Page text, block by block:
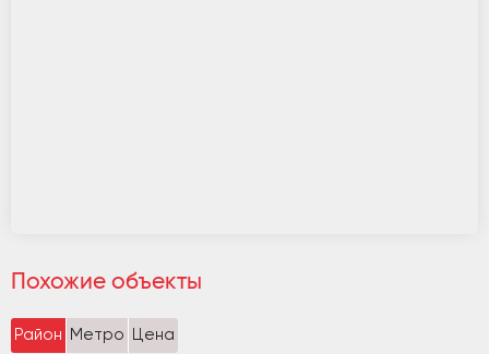
Похожие объекты
Район Метро Цена